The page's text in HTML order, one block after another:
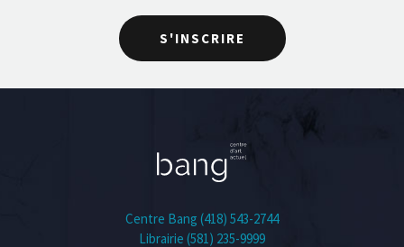
S'INSCRIRE
Centre Bang (418) 543-2744
Librairie (581) 235-9999